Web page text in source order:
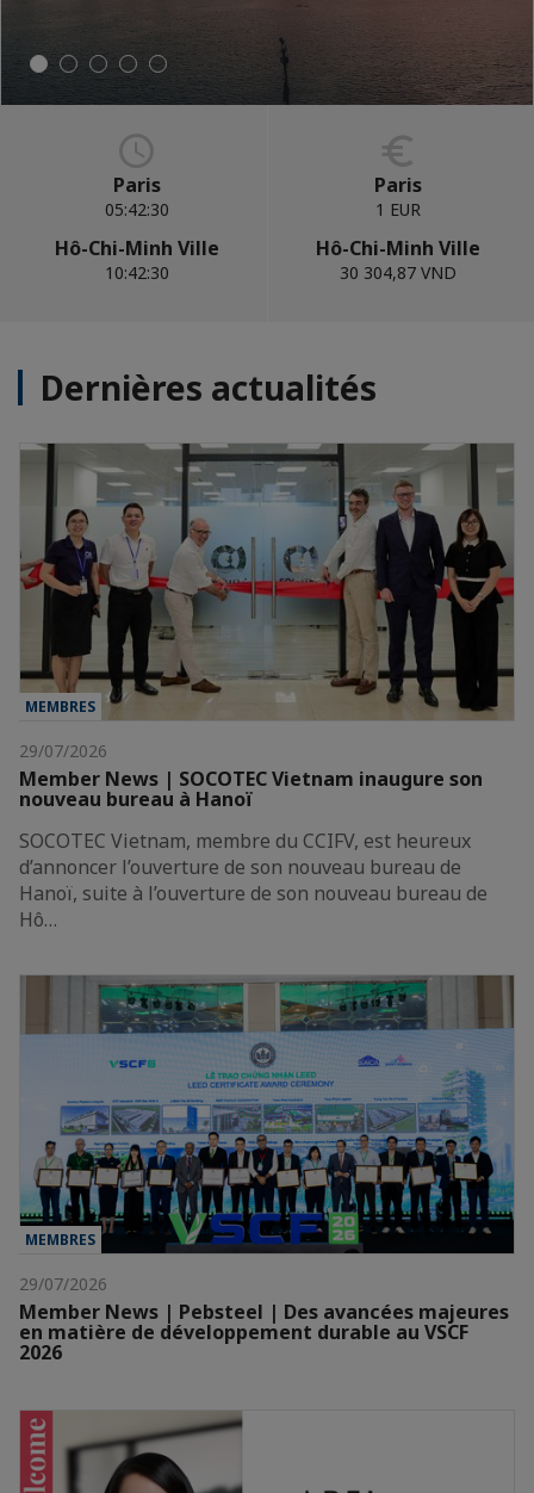
Paris
05:42:31
Hô-Chi-Minh Ville
10:42:31
Paris
1 EUR
Hô-Chi-Minh Ville
30 304,87 VND
Dernières actualités
MEMBRES
29/07/2026
Member News | SOCOTEC Vietnam inaugure son
nouveau bureau à Hanoï
SOCOTEC Vietnam, membre du CCIFV, est heureux
d’annoncer l’ouverture de son nouveau bureau de
Hanoï, suite à l’ouverture de son nouveau bureau de
Hô…
MEMBRES
29/07/2026
Member News | Pebsteel | Des avancées majeures
en matière de développement durable au VSCF
2026